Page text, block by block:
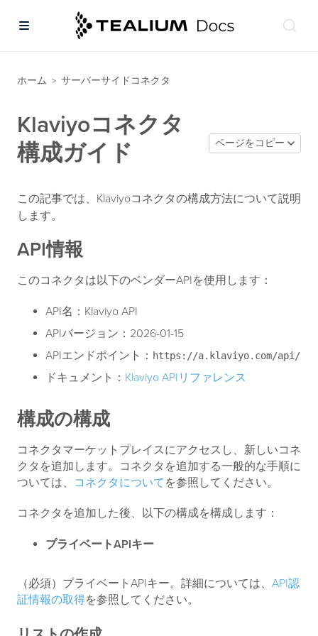
ホーム > サーバーサイドコネクタ
Klaviyoコネクタ
構成ガイド
ページをコピー
この記事では、Klaviyoコネクタの構成方法について説明
します。
API情報
このコネクタは以下のベンダーAPIを使用します：
API名：Klaviyo API
APIバージョン：2026-01-15
APIエンドポイント： https://a.klaviyo.com/api/
ドキュメント： Klaviyo APIリファレンス
構成の構成
コネクタマーケットプレイスにアクセスし、新しいコネ
クタを追加します。コネクタを追加する一般的な手順に
ついては、 コネクタについて を参照してください。
コネクタを追加した後、以下の構成を構成します：
プライベートAPIキー
（必須）プライベートAPIキー。詳細については、 API認
証情報の取得を参照してください。